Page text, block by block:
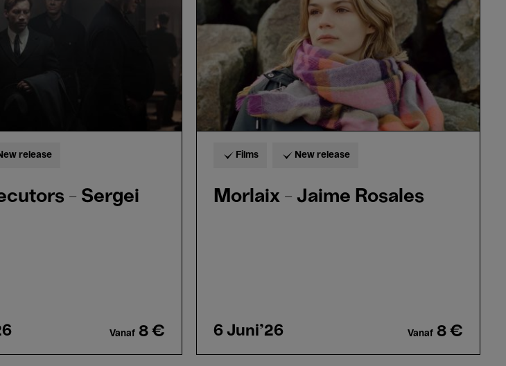
release
- Sergei
Vanaf 8 €
Films New release
Morlaix - Jaime Rosales
6 Juni'26 Vanaf 8 €